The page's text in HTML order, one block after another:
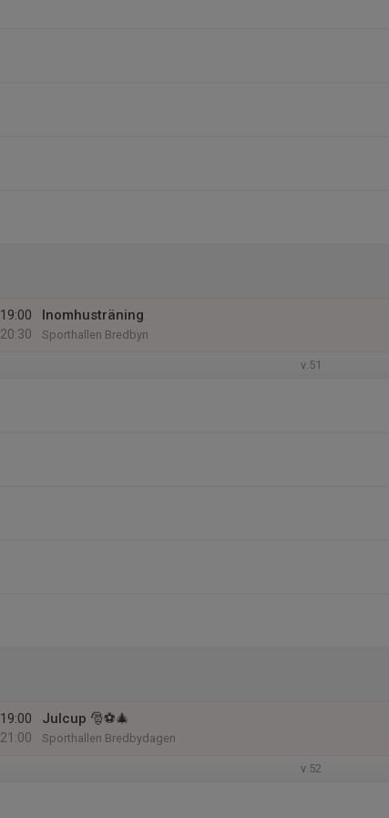
19:00
20:30
Inomhusträning
Sporthallen Bredbyn
v.51
19:00
21:00
Julcup 🎅⚽️🎄
Sporthallen Bredbydagen
v.52